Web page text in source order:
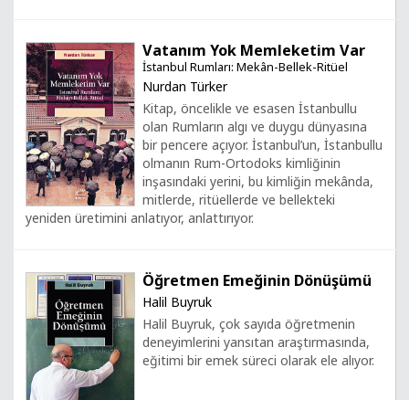
Vatanım Yok Memleketim Var
İstanbul Rumları: Mekân-Bellek-Ritüel
Nurdan Türker
Kitap, öncelikle ve esasen İstanbullu
olan Rumların algı ve duygu dünyasına
bir pencere açıyor. İstanbul’un, İstanbullu
olmanın Rum-Ortodoks kimliğinin
inşasındaki yerini, bu kimliğin mekânda,
mitlerde, ritüellerde ve bellekteki
yeniden üretimini anlatıyor, anlattırıyor.
Öğretmen Emeğinin Dönüşümü
Halil Buyruk
Halil Buyruk, çok sayıda öğretmenin
deneyimlerini yansıtan araştırmasında,
eğitimi bir emek süreci olarak ele alıyor.